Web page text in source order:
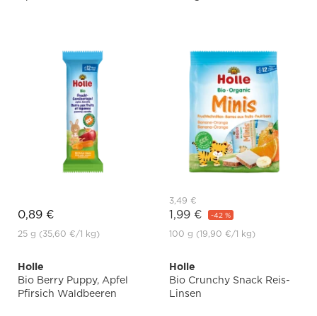
0,89 €
25 g (35,60 €/1 kg)
3,49 €
1,99 € -42 %
100 g (19,90 €/1 kg)
Holle
Bio Berry Puppy, Apfel
Pfirsich Waldbeeren
Holle
Bio Crunchy Snack Reis-
Linsen